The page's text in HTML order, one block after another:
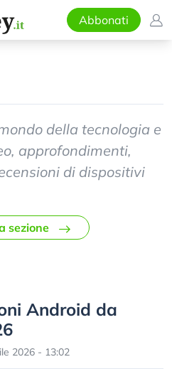
Abbonati
della tecnologia e
approfondimenti,
di dispositivi
sezione
Android da
2026 - 13:02